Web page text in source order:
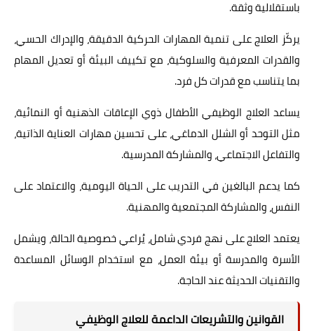
باستقلالية وثقة.
يركّز العلاج على تنمية المهارات الحركية الدقيقة، والإدراك الحسي،
والقدرات المعرفية والسلوكية، مع تكييف البيئة أو تعديل المهام
بما يتناسب مع قدرات كل فرد.
يساعد العلاج الوظيفي الأطفال ذوي الإعاقات الذهنية أو النمائية،
مثل التوحد أو الشلل الدماغي، على تحسين مهارات العناية الذاتية،
والتفاعل الاجتماعي، والمشاركة المدرسية.
كما يدعم البالغين في التدريب على الحياة اليومية، والاعتماد على
النفس، والمشاركة المجتمعية والمهنية.
يعتمد العلاج على نهج فردي شامل، يُراعي خصوصية الحالة، ويشمل
الأسرة والمدرسة أو بيئة العمل، مع استخدام الوسائل المساعدة
والتقنيات الحديثة عند الحاجة.
القوانين والتشريعات الداعمة للعلاج الوظيفي